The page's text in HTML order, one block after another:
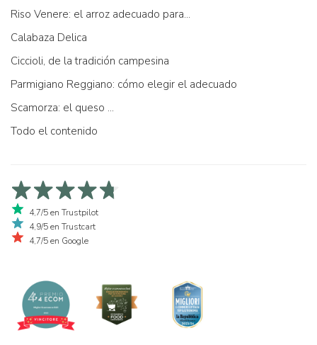
Riso Venere: el arroz adecuado para...
Calabaza Delica
Ciccioli, de la tradición campesina
Parmigiano Reggiano: cómo elegir el adecuado
Scamorza: el queso ...
Todo el contenido
4,7/5 en Trustpilot
4,9/5 en Trustcart
4,7/5 en Google